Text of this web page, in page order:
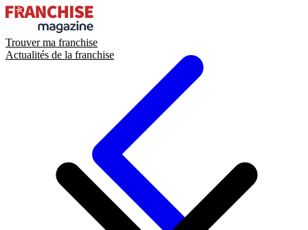
Trouver ma franchise
Actualités de la franchise